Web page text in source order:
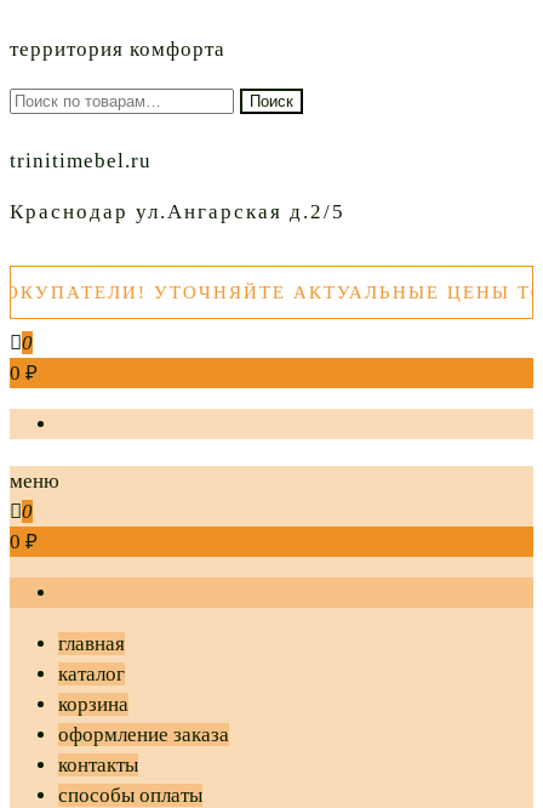
территория комфорта
Искать: Поиск
trinitimebel.ru
Краснодар ул.Ангарская д.2/5
УТОЧНЯЙТЕ АКТУАЛЬНЫЕ ЦЕНЫ
0
0 ₽
меню
0
0 ₽
главная
каталог
корзина
оформление заказа
контакты
способы оплаты